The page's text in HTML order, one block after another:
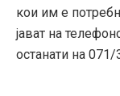
кои им е
јават на
останати на